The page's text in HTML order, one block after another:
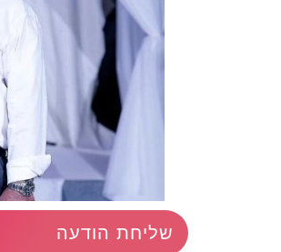
שליחת הודעה